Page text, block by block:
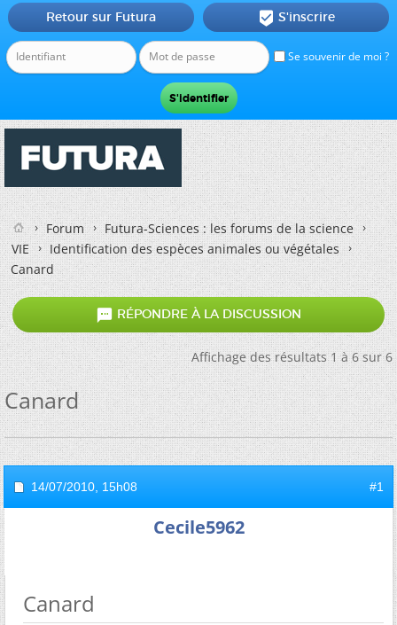
Se souvenir de moi ?
Retour sur Futura  S'inscrire
Forum
Futura-Sciences : les forums de la science
VIE
Identification des espèces animales ou végétales
Canard
 RÉPONDRE À LA DISCUSSION
Affichage des résultats 1 à 6 sur 6
Canard
14/07/2010, 15h08 #1
Cecile5962
Canard